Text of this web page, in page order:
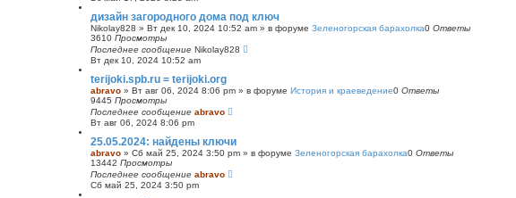
к
дизайн загородного дома под ключ
Nikolay828 » Вт дек 10, 2024 10:52 am » в форуме Зеленогорская барахолка0 Ответы
3610 Просмотры
Последнее сообщение Nikolay828
Вт дек 10, 2024 10:52 am
terijoki.spb.ru = terijoki.org
abravo » Вт авг 06, 2024 8:06 pm » в форуме История и краеведение0 Ответы
9445 Просмотры
Последнее сообщение abravo
Вт авг 06, 2024 8:06 pm
25.05.2024: найдены ключи
abravo » Сб май 25, 2024 3:50 pm » в форуме Зеленогорская барахолка0 Ответы
13442 Просмотры
Последнее сообщение abravo
Сб май 25, 2024 3:50 pm